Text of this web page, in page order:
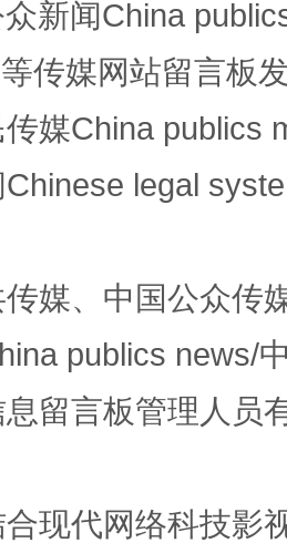
新闻China
传媒网站留言板
媒China publics
legal
媒、中国公众传
publics news/
留言板管理人员
现代网络科技影